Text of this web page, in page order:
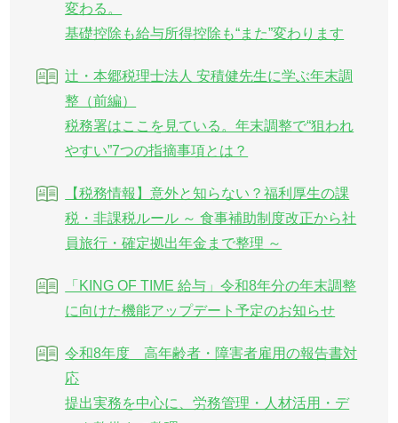
変わる。
基礎控除も給与所得控除も“また”変わります
辻・本郷税理士法人 安積健先生に学ぶ年末調
整（前編）
税務署はここを見ている。年末調整で“狙われ
やすい”7つの指摘事項とは？
【税務情報】意外と知らない？福利厚生の課
税・非課税ルール ～ 食事補助制度改正から社
員旅行・確定拠出年金まで整理 ～
「KING OF TIME 給与」令和8年分の年末調整
に向けた機能アップデート予定のお知らせ
令和8年度 高年齢者・障害者雇用の報告書対
応
提出実務を中心に、労務管理・人材活用・デ